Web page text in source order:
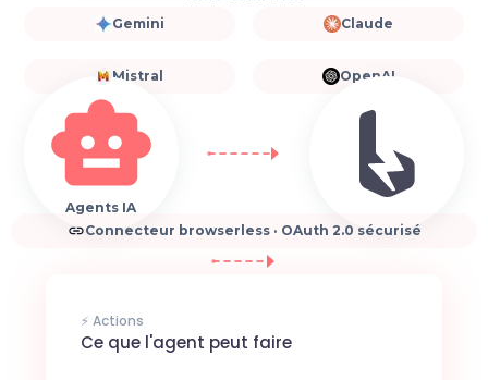
Gemini Claude
Mistral OpenAI
Agents IA
Connecteur browserless · OAuth 2.0 sécurisé
⚡ Actions
Ce que l'agent peut faire